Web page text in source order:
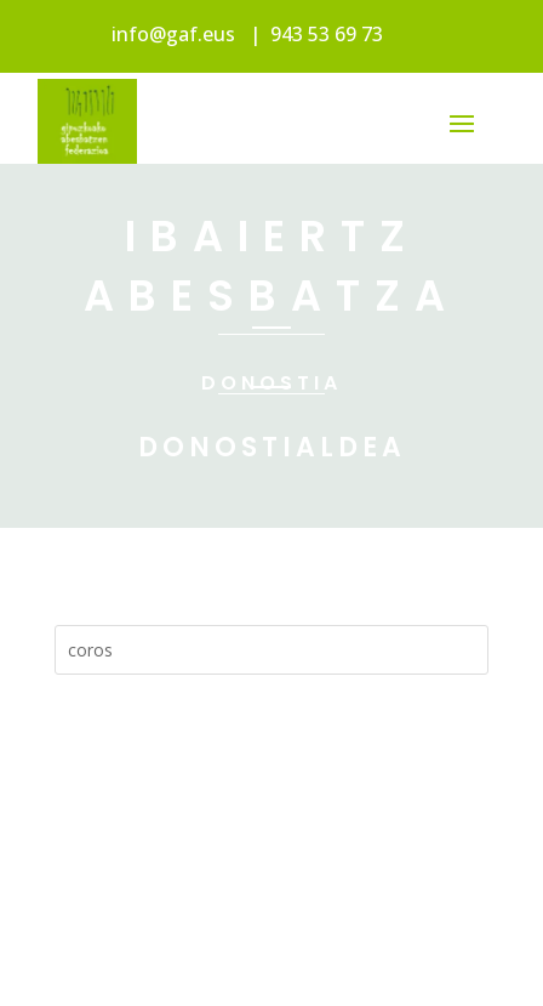
info@gaf.eus | 943 53 69 73
IBAIERTZ
ABESBATZA
DONOSTIA
DONOSTIALDEA